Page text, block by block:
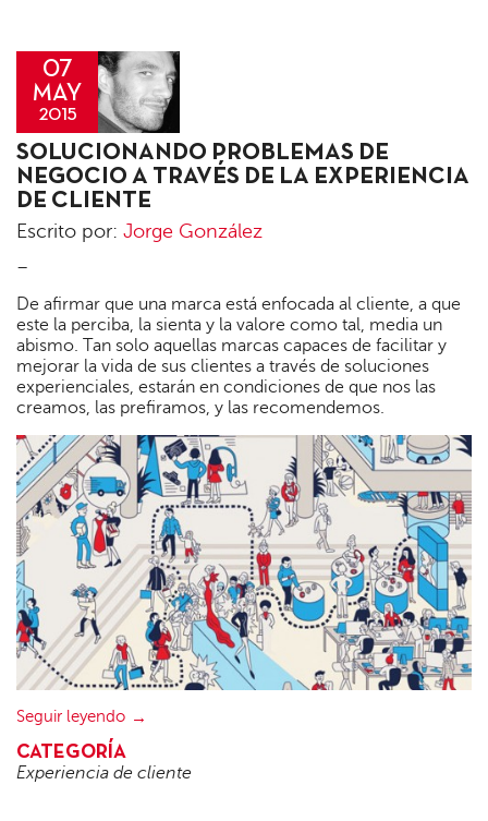
07
MAY
2015
Jorge
González
SOLUCIONANDO PROBLEMAS DE
NEGOCIO A TRAVÉS DE LA EXPERIENCIA
DE CLIENTE
Escrito por: Jorge González
–
De afirmar que una marca está enfocada al cliente, a que
este la perciba, la sienta y la valore como tal, media un
abismo. Tan solo aquellas marcas capaces de facilitar y
mejorar la vida de sus clientes a través de soluciones
experienciales, estarán en condiciones de que nos las
creamos, las prefiramos, y las recomendemos.
Seguir leyendo
CATEGORÍA
Experiencia de cliente